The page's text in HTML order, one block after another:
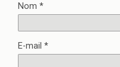
Nom *
E-mail *